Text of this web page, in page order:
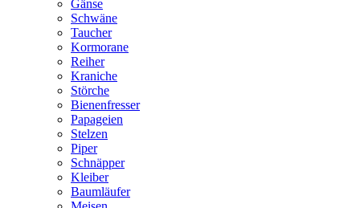
Gänse
Schwäne
Taucher
Kormorane
Reiher
Kraniche
Störche
Bienenfresser
Papageien
Stelzen
Piper
Schnäpper
Kleiber
Baumläufer